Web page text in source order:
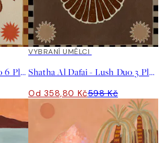
Shatha Al Dafai - Lush Duo 6 Plakát
40%*
VYBRANÍ UMĚLCI
Shatha Al Dafai - Lush Duo 3 Plakát
Od 358,80 Kč598 Kč